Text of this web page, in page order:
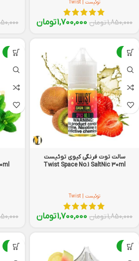
توئیست | Twist
1,850,000تومان 1,700,000تومان
-8%
سالت توت فرنگی کیوی توئیست
Twist Space No.1 SaltNic 30ml
توئیست | Twist
1,850,000تومان 1,700,000تومان
-8%
-8%
-8%